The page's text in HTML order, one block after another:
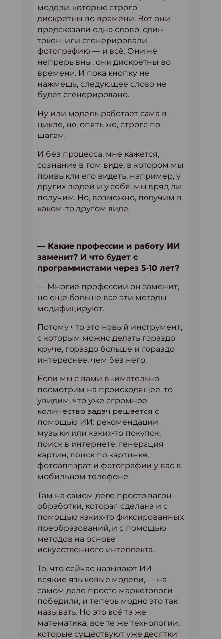
модели, которые строго
дискретны во времени. Вот они
предсказали одно слово, один
токен, или сгенерировали
фотографию — и всё. Они не
непрерывны, они дискретны во
времени. И пока кнопку не
нажмешь, следующее слово не
будет сгенерировано.
Ну или модель работает сама в
цикле, но, опять же, строго по
шагам.
И без процесса, мне кажется,
сознание в том виде, в котором мы
привыкли его видеть, например, у
других людей и у себя, мы вряд ли
получим. Но, возможно, получим в
каком-то другом виде.
— Какие профессии и работу ИИ
заменит? И что будет с
программистами через 5-10 лет?
— Многие профессии он заменит,
но еще больше все эти методы
модифицируют.
Потому что это новый инструмент,
с которым можно делать гораздо
круче, гораздо больше и гораздо
интереснее, чем без него.
Если мы с вами внимательно
посмотрим на происходящее, то
увидим, что уже огромное
количество задач решается с
помощью ИИ: рекомендации
музыки или каких-то покупок,
поиск в интернете, генерация
картин, поиск по картинке,
фотоаппарат и фотографии у вас в
мобильном телефоне.
Там на самом деле просто вагон
обработки, которая сделана и с
помощью каких-то фиксированных
преобразований, и с помощью
методов на основе
искусственного интеллекта.
То, что сейчас называют ИИ —
всякие языковые модели, — на
самом деле просто маркетологи
победили, и теперь модно это так
называть. Но это всё та же
математика, все те же технологии,
которые существуют уже десятки